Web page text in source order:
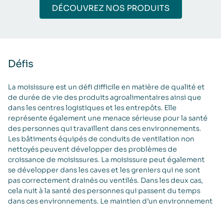
DÉCOUVREZ NOS PRODUITS
Défis
La moisissure est un défi difficile en matière de qualité et
de durée de vie des produits agroalimentaires ainsi que
dans les centres logistiques et les entrepôts. Elle
représente également une menace sérieuse pour la santé
des personnes qui travaillent dans ces environnements.
Les bâtiments équipés de conduits de ventilation non
nettoyés peuvent développer des problèmes de
croissance de moisissures. La moisissure peut également
se développer dans les caves et les greniers qui ne sont
pas correctement drainés ou ventilés. Dans les deux cas,
cela nuit à la santé des personnes qui passent du temps
dans ces environnements. Le maintien d’un environnement